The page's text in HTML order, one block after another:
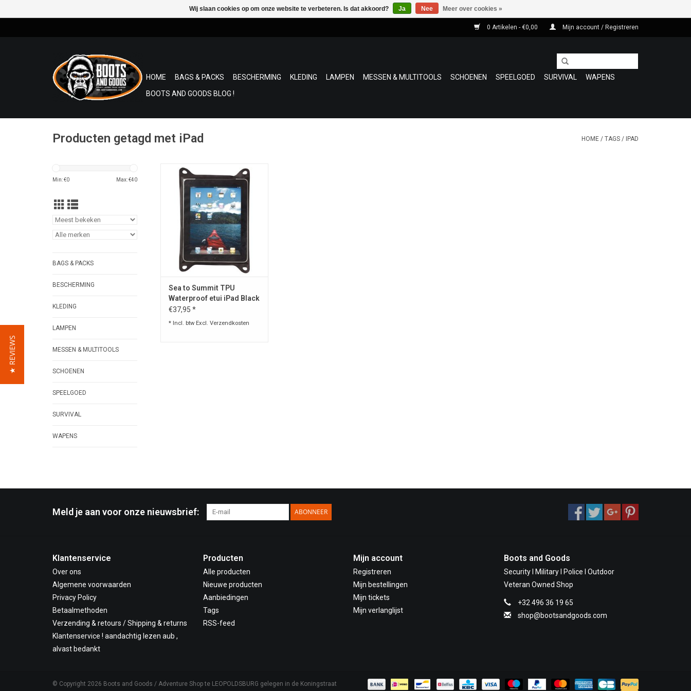
0 Artikelen - €0,00 Mijn account / Registreren
HOME BAGS & PACKS BESCHERMING KLEDING LAMPEN MESSEN & MULTITOOLS SCHOENEN SPEELGOED SURVIVAL
WAPENS
BOOTS AND GOODS BLOG !
Producten getagd met iPad HOME / TAGS / IPAD
Min: €0 Max: €40
BAGS & PACKS
BESCHERMING
KLEDING
LAMPEN
MESSEN & MULTITOOLS
SCHOENEN
SPEELGOED
SURVIVAL
WAPENS
Waterproof beschermhoes voor
iPad. De gelaste constructie met
zip-lock en rolsluiting beschermt
tegen stof, zand en water. De iPad
kan gebruikt worden terwijl hij in
het etui zit.
TOEVOEGEN AAN WINKELWAGEN
Sea to Summit TPU
Waterproof etui iPad Black
€37,95 *
* Incl. btw Excl. Verzendkosten
Meld je aan voor onze nieuwsbrief: ABONNEER
Klantenservice
Over ons
Algemene voorwaarden
Privacy Policy
Betaalmethoden
Verzending & retours / Shipping & returns
Klantenservice ! aandachtig lezen aub ,
alvast bedankt
Producten
Alle producten
Nieuwe producten
Aanbiedingen
Tags
RSS-feed
Mijn account
Registreren
Mijn bestellingen
Mijn tickets
Mijn verlanglijst
Boots and Goods
Security I Military I Police I Outdoor
Veteran Owned Shop
+32 496 36 19 65
shop@bootsandgoods.com
© Copyright 2026 Boots and Goods / Adventure Shop te LEOPOLDSBURG gelegen in de Koningstraat
Wij slaan cookies op om onze website te verbeteren. Is dat akkoord? Ja Nee Meer over cookies »
★ REVIEWS